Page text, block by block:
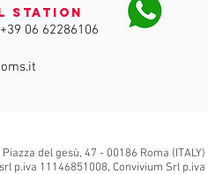
Station
+39 06 62286106
del gesù, 47 - 00186 Roma (ITALY)
11146851008, Convivium Srl